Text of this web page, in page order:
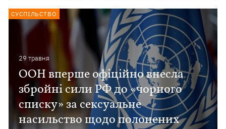
29 травня
ООН вперше офіційно внесла
збройні сили РФ до «чорного
списку» за сексуальне
насильство щодо полонених
СУСПІЛЬСТВО